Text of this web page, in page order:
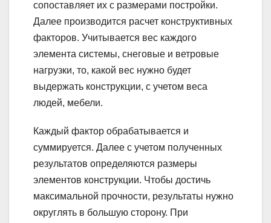
сопоставляет их с размерами постройки.
Далее производится расчет конструктивных
факторов. Учитывается вес каждого
элемента системы, снеговые и ветровые
нагрузки, то, какой вес нужно будет
выдержать конструкции, с учетом веса
людей, мебели.
Каждый фактор обрабатывается и
суммируется. Далее с учетом полученных
результатов определяются размеры
элементов конструкции. Чтобы достичь
максимальной прочности, результаты нужно
округлять в большую сторону. При